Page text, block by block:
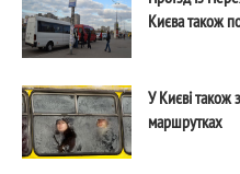
Києва також
У Києві також
маршрутках